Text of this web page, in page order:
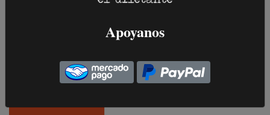
Apoyanos